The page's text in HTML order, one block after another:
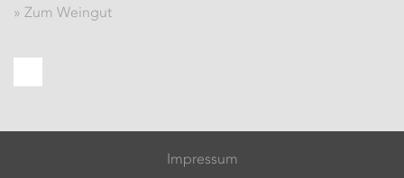
» Zum Weingut
Impressum